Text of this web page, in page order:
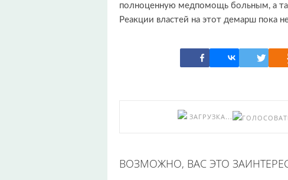
полноценную медпомощь больным, а
Реакции властей на этот демарш пока
ЗАГРУЗКА...
ВОЗМОЖНО, ВАС ЭТО